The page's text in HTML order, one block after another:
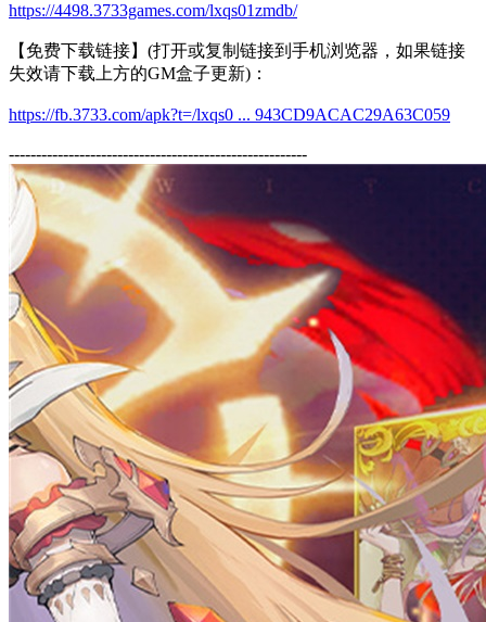
https://4498.3733games.com/lxqs01zmdb/
【免费下载链接】(打开或复制链接到手机浏览器，如果链接
失效请下载上方的GM盒子更新)：
https://fb.3733.com/apk?t=/lxqs0 ... 943CD9ACAC29A63C059
-------------------------------------------------------